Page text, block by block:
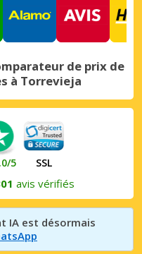
de prix de
à Torrevieja
5 SSL
avis vérifiés
IA est désormais